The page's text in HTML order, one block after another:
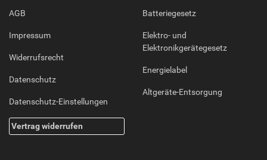
AGB
Impressum
Widerrufsrecht
Datenschutz
Datenschutz-Einstellungen
Vertrag widerrufen
Batteriegesetz
Elektro- und
Elektronikgerätegesetz
Energielabel
Altgeräte-Entsorgung